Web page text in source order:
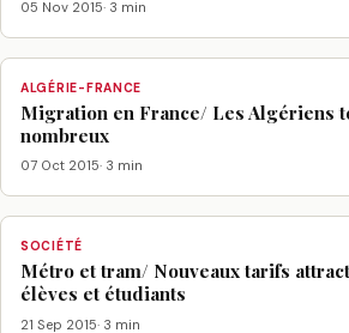
05 Nov 2015· 3 min
ALGÉRIE-FRANCE
Migration en France/ Les Algériens
nombreux
07 Oct 2015· 3 min
SOCIÉTÉ
Métro et tram/ Nouveaux tarifs
élèves et étudiants
21 Sep 2015· 3 min